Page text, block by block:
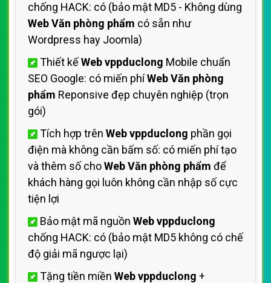
chống HACK: có (bảo mật MD5 - Không dùng
Web Văn phòng phẩm có sẵn như
Wordpress hay Joomla)
Thiết kếWeb vppduclong Mobile chuẩn
SEO Google: có miến phíWeb Văn phòng
phẩm Reponsive đẹp chuyên nghiệp (trọn
gói)
Tích hợp trên Web vppduclong phần gọi
điện mà không cần bấm số: có miến phí tạo
và thêm số choWeb Văn phòng phẩm để
khách hàng gọi luôn không cần nhập số cực
tiện lợi
Bảo mật mã nguồn Web vppduclong
chống HACK: có (bảo mật MD5 không có chế
độ giải mã ngược lại)
Tặng tiền miền Web vppduclong +